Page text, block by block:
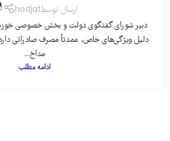
ارسال توسطhodjat
دبیر شورای گفتگوی دولت و بخش خصوصی
دلیل ویژگی‌های خاص، عمدتاً مصرف صادراتی
مداخ...
ادامه مطلب